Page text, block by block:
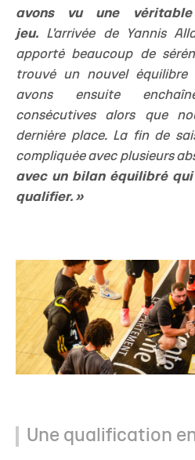
avons vu une
jeu. L'arrivée de Yannis
apporté beaucoup de
trouvé un nouvel équilibre
avons ensuite
consécutives alors que
dernière place. La fin de
compliquée avec plusieurs
avec un bilan équilibré
qualifier. »
Une qualification